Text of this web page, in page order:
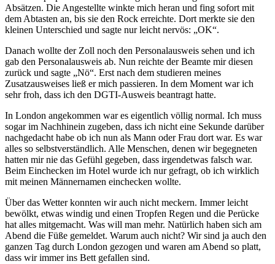
Absätzen. Die Angestellte winkte mich heran und fing sofort mit
dem Abtasten an, bis sie den Rock erreichte. Dort merkte sie den
kleinen Unterschied und sagte nur leicht nervös: „OK“.
Danach wollte der Zoll noch den Personalausweis sehen und ich
gab den Personalausweis ab. Nun reichte der Beamte mir diesen
zurück und sagte „Nö“. Erst nach dem studieren meines
Zusatzausweises ließ er mich passieren. In dem Moment war ich
sehr froh, dass ich den DGTI-Ausweis beantragt hatte.
In London angekommen war es eigentlich völlig normal. Ich muss
sogar im Nachhinein zugeben, dass ich nicht eine Sekunde darüber
nachgedacht habe ob ich nun als Mann oder Frau dort war. Es war
alles so selbstverständlich. Alle Menschen, denen wir begegneten
hatten mir nie das Gefühl gegeben, dass irgendetwas falsch war.
Beim Einchecken im Hotel wurde ich nur gefragt, ob ich wirklich
mit meinen Männernamen einchecken wollte.
Über das Wetter konnten wir auch nicht meckern. Immer leicht
bewölkt, etwas windig und einen Tropfen Regen und die Perücke
hat alles mitgemacht. Was will man mehr. Natürlich haben sich am
Abend die Füße gemeldet. Warum auch nicht? Wir sind ja auch den
ganzen Tag durch London gezogen und waren am Abend so platt,
dass wir immer ins Bett gefallen sind.